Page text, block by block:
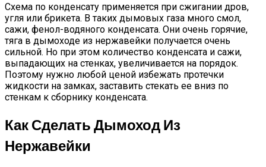
Схема по конденсату применяется при сжигании дров,
угля или брикета. В таких дымовых газа много смол,
сажи, фенол-водяного конденсата. Они очень горячие,
тяга в дымоходе из нержавейки получается очень
сильной. Но при этом количество конденсата и сажи,
выпадающих на стенках, увеличивается на порядок.
Поэтому нужно любой ценой избежать протечки
жидкости на замках, заставить стекать ее вниз по
стенкам к сборнику конденсата.
Как Сделать Дымоход Из
Нержавейки